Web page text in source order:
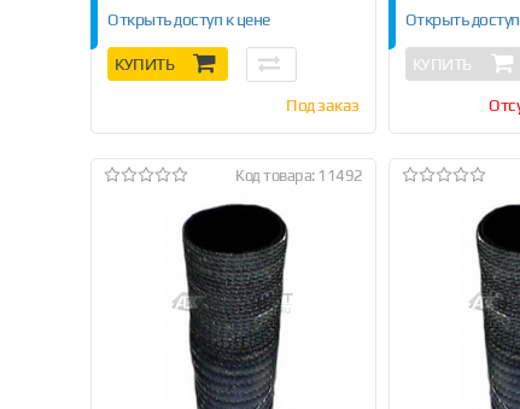
Открыть доступ к цене
КУПИТЬ
Под заказ
Открыть
КУПИТЬ
Код товара: 11492